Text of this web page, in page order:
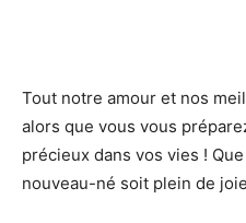
Tout notre amour et nos
alors que vous vous
précieux dans vos vies !
nouveau-né soit plein de